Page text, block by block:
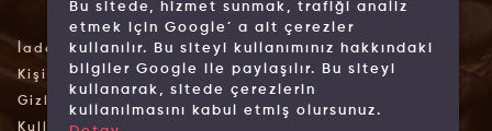
İade İptal Şartları
Kişisel Verilerin Korunması
Gizlilik İlkeleri
Kullanım Koşulları
Bu sitede, hizmet sunmak, trafiği analiz
etmek için Google´ a ait çerezler
kullanılır. Bu siteyi kullanımınız hakkındaki
bilgiler Google ile paylaşılır. Bu siteyi
kullanarak, sitede çerezlerin
kullanılmasını kabul etmiş olursunuz.